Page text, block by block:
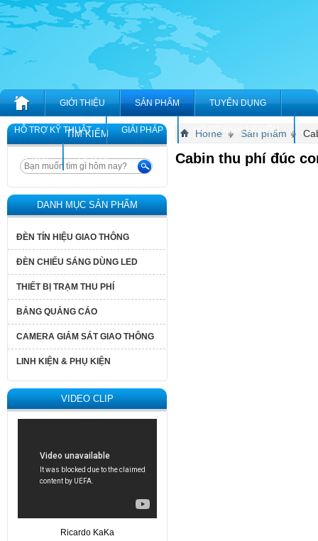
GIỚI THIỆU SẢN PHẨM TUYỂN DỤNG
HỖ TRỢ KỸ THUẬT GIẢI PHÁP HỒ SƠ KINH NGHIỆM
TIN TỨC LIÊN HỆ
TÌM KIẾM
DANH MỤC SẢN PHẨM
ĐÈN TÍN HIỆU GIAO THÔNG
ĐÈN CHIẾU SÁNG DÙNG LED
THIẾT BỊ TRẠM THU PHÍ
BẢNG QUẢNG CÁO
CAMERA GIÁM SÁT GIAO THÔNG
LINH KIỆN & PHỤ KIỆN
VIDEO CLIP
Ricardo KaKa
Home Sản phẩm
Cabin thu phí đúc